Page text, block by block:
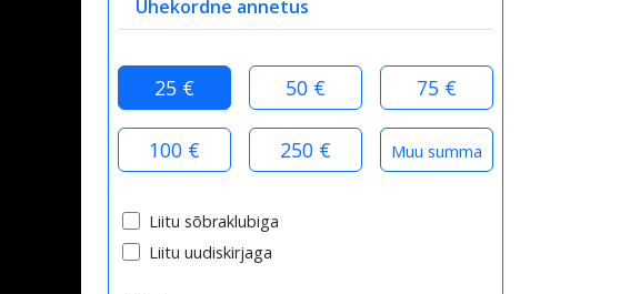
Ühekordne annetus
25 € 50 € 75 €
100 € 250 €
Liitu sõbraklubiga
Liitu uudiskirjaga